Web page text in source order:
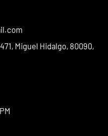
Miguel Hidalgo, 80090,